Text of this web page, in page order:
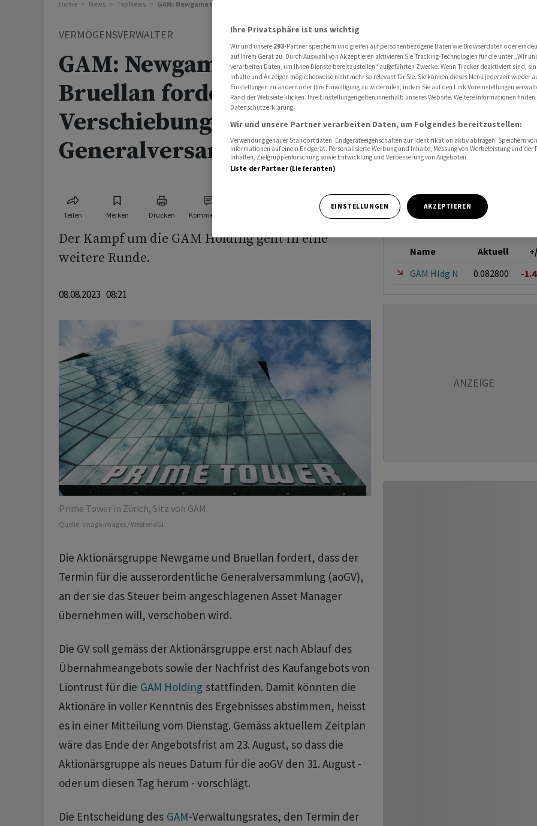
Home News Top News GAM: Newgame und Bruellan fordern Verschiebung der Generalversammlung
VERMÖGENSVERWALTER
GAM: Newgame und
Bruellan fordern
Verschiebung der
Generalversammlung
Teilen Merken Drucken Kommentare
Der Kampf um die GAM Holding geht in eine
weitere Runde.
08.08.2023 08:21
Prime Tower in Zürich, Sitz von GAM.
Quelle: imago images / Westend61
Die Aktionärsgruppe Newgame und Bruellan fordert, dass der
Termin für die ausserordentliche Generalversammlung (aoGV),
an der sie das Steuer beim angeschlagenen Asset Manager
übernehmen will, verschoben wird.
Die GV soll gemäss der Aktionärsgruppe erst nach Ablauf des
Übernahmeangebots sowie der Nachfrist des Kaufangebots von
Liontrust für die GAM Holding stattfinden. Damit könnten die
Aktionäre in voller Kenntnis des Ergebnisses abstimmen, heisst
es in einer Mitteilung vom Dienstag. Gemäss aktuellem Zeitplan
wäre das Ende der Angebotsfrist am 23. August, so dass die
Aktionärsgruppe als neues Datum für die aoGV den 31. August -
oder um diesen Tag herum - vorschlägt.
Die Entscheidung des GAM-Verwaltungsrates, den Termin der
Name Aktuell
GAM Hldg N
0.082800 -
Ihre Privatsphäre ist uns wichtig
Wir und unsere 293-Partner speichern und greifen auf personenbezogene Daten wie Browserdaten oder
auf Ihrem Gerät zu. Durch Auswahl von Akzeptieren aktivieren Sie Tracking-Technologien für die unter „Wir
verarbeiten Daten, um Ihnen Dienste bereitzustellen“ aufgeführten Zwecke. Wenn Tracker deaktiviert sind,
Inhalte und Anzeigen möglicherweise nicht mehr so relevant für Sie. Sie können dieses Menü jederzeit wieder
Einstellungen zu ändern oder Ihre Einwilligung zu widerrufen, indem Sie auf den Link Voreinstellungen
Rand der Webseite klicken. Ihre Einstellungen gelten innerhalb unseres Website. Weitere Informationen finden
Datenschutzerklärung.
Wir und unsere Partner verarbeiten Daten, um Folgendes bereitzustellen:
Verwendung genauer Standortdaten. Endgeräteeigenschaften zur Identifikation aktiv abfragen. Speichern
Informationen auf einem Endgerät. Personalisierte Werbung und Inhalte, Messung von Werbeleistung und der
Inhalten, Zielgruppenforschung sowie Entwicklung und Verbesserung von Angeboten.
Liste der Partner (Lieferanten)
EINSTELLUNGEN AKZEPTIEREN